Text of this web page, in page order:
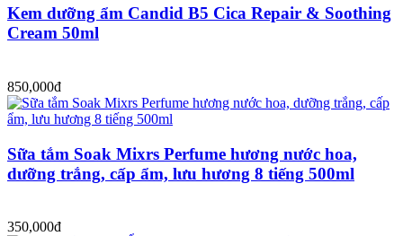
Kem dưỡng ẩm Candid B5 Cica Repair & Soothing
Cream 50ml
850,000đ
Sữa tắm Soak Mixrs Perfume hương nước hoa,
dưỡng trắng, cấp ẩm, lưu hương 8 tiếng 500ml
350,000đ